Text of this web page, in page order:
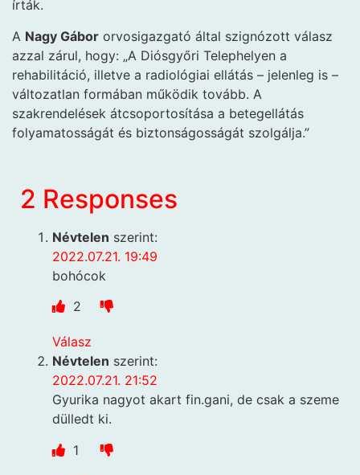
írták.
A Nagy Gábor orvosigazgató által szignózott válasz
azzal zárul, hogy: „A Diósgyőri Telephelyen a
rehabilitáció, illetve a radiológiai ellátás – jelenleg is –
változatlan formában működik tovább. A
szakrendelések átcsoportosítása a betegellátás
folyamatosságát és biztonságosságát szolgálja.”
2 Responses
Névtelen szerint:
2022.07.21. 19:49
bohócok
2
Válasz
Névtelen szerint:
2022.07.21. 21:52
Gyurika nagyot akart fin.gani, de csak a szeme
dülledt ki.
1